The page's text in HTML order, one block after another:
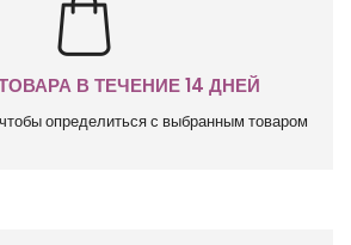
В ТЕЧЕНИЕ 14 ДНЕЙ
определиться с выбранным товаром